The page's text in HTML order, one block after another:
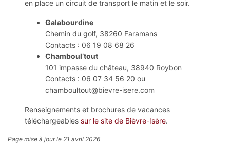
en place un circuit de transport le matin et le soir.
Galabourdine
Chemin du golf, 38260 Faramans
Contacts : 06 19 08 68 26
Chamboul’tout
101 impasse du château, 38940 Roybon
Contacts : 06 07 34 56 20 ou
chamboultout@bievre-isere.com
Renseignements et brochures de vacances
téléchargeables sur le site de Bièvre-Isère.
Page mise à jour le 21 avril 2026